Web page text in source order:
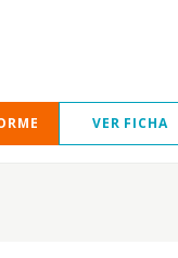
VER FICHA